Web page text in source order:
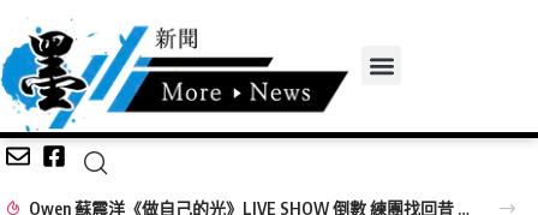
Owen 蘇震洋《做自己的光》LIVE SHOW 倒數 練團找回昔 Pub 駐唱美好時光